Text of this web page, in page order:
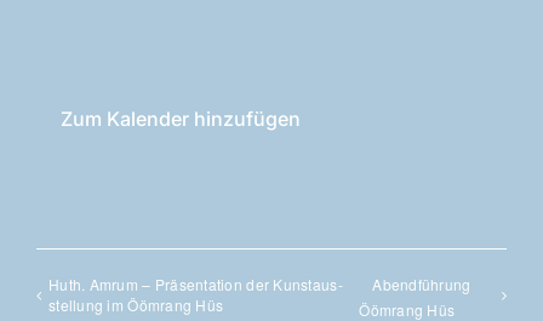
Zum Kalender hinzufügen
Huth. Amrum – Prä­sen­ta­ti­on der Kunst­aus­
stel­lung im Ööm­rang Hüs
Abend­füh­rung
Ööm­rang Hüs